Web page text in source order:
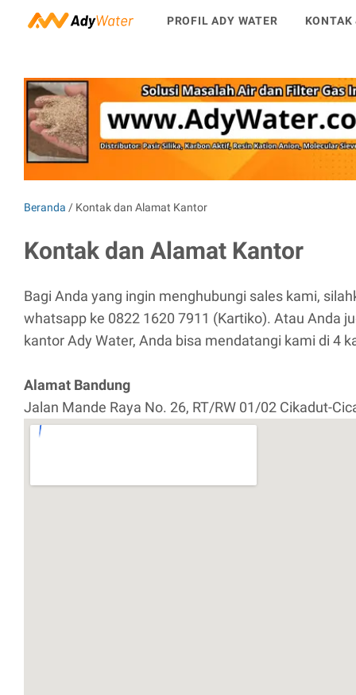
PROFIL ADY WATER
Beranda / Kontak dan Alamat Kantor
Kontak dan Alamat Kantor
Bagi Anda yang ingin menghubungi sales kami,
whatsapp ke 0822 1620 7911 (Kartiko). Atau Anda
kantor Ady Water, Anda bisa mendatangi kami di 4
Alamat Bandung
Jalan Mande Raya No. 26, RT/RW 01/02 Cikadut-